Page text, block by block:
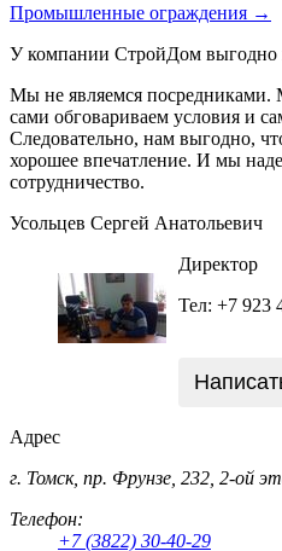
Промышленные ограждения →
У компании СтройДом выгодно
Мы не являемся посредниками.
сами обговариваем условия и
Следовательно, нам выгодно,
хорошее впечатление. И мы
сотрудничество.
Усольцев Сергей Анатольевич
Директор
Тел: +7 923
Адрес
г. Томск, пр. Фрунзе, 232, 2-ой
Телефон:
+7 (3822) 30-40-29